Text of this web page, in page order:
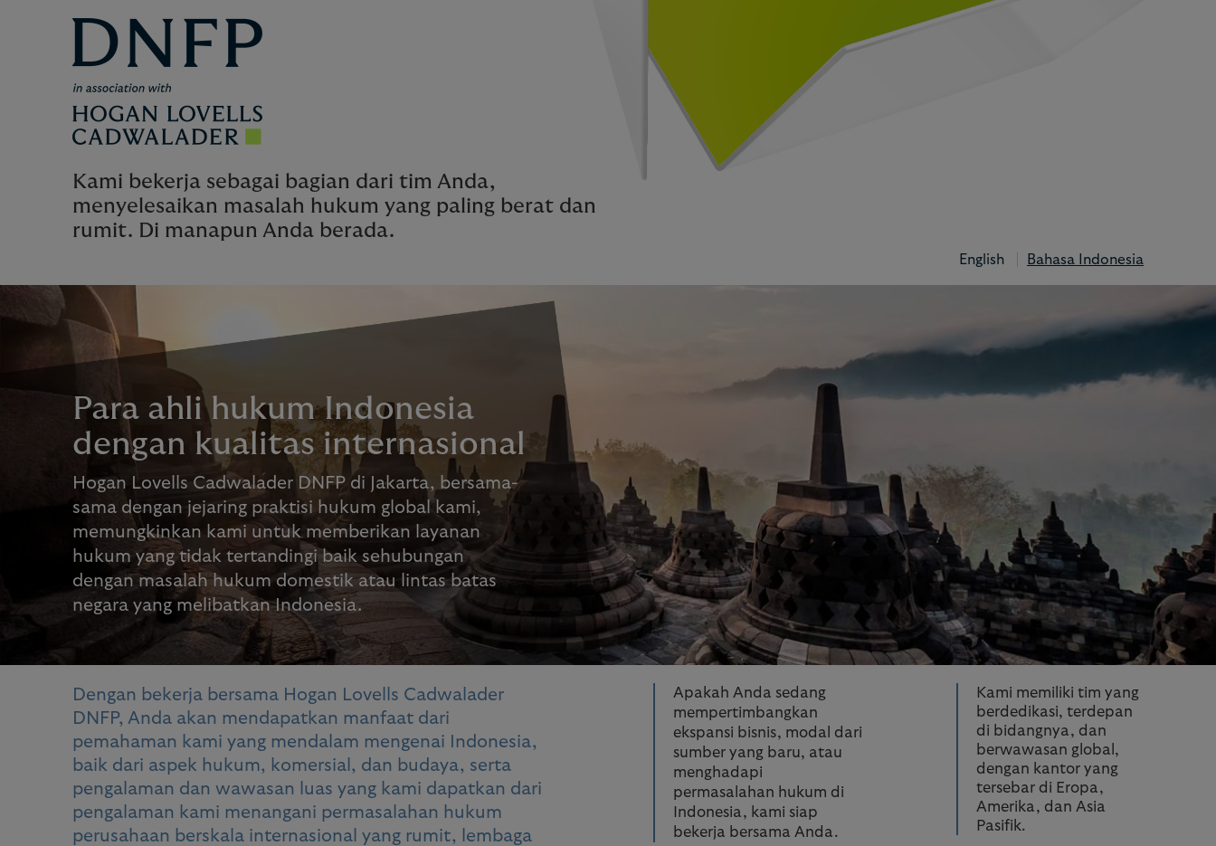
Kami bekerja sebagai bagian dari tim Anda,
menyelesaikan masalah hukum yang paling berat dan
rumit. Di manapun Anda berada.
English Bahasa Indonesia
Para ahli hukum Indonesia
dengan kualitas internasional
Hogan Lovells Cadwalader DNFP di Jakarta, bersama-
sama dengan jejaring praktisi hukum global kami,
memungkinkan kami untuk memberikan layanan
hukum yang tidak tertandingi baik sehubungan
dengan masalah hukum domestik atau lintas batas
negara yang melibatkan Indonesia.
Dengan bekerja bersama Hogan Lovells Cadwalader
DNFP, Anda akan mendapatkan manfaat dari
pemahaman kami yang mendalam mengenai Indonesia,
baik dari aspek hukum, komersial, dan budaya, serta
pengalaman dan wawasan luas yang kami dapatkan dari
pengalaman kami menangani permasalahan hukum
perusahaan berskala internasional yang rumit, lembaga
Apakah Anda sedang
mempertimbangkan
ekspansi bisnis, modal dari
sumber yang baru, atau
menghadapi
permasalahan hukum di
Indonesia, kami siap
bekerja bersama Anda.
Kami memiliki tim yang
berdedikasi, terdepan
di bidangnya, dan
berwawasan global,
dengan kantor yang
tersebar di Eropa,
Amerika, dan Asia
Pasifik.